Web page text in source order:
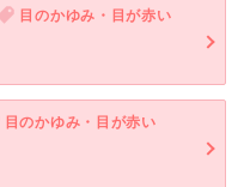
目のかゆみ・目が赤い
目のかゆみ・目が赤い